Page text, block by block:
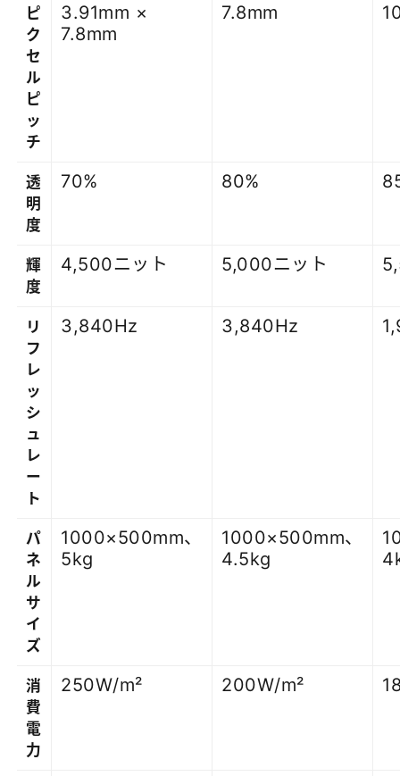
ピ
ク
セ
ル
ピ
ッ
チ
3.91mm ×
7.8mm
7.8mm
透
明
度
70% 80%
輝
度
4,500ニット 5,000ニット
リ
フ
レ
ッ
シ
ュ
レ
ー
ト
3,840Hz 3,840Hz
パ
ネ
ル
サ
イ
ズ
1000×500mm、
5kg
1000×500mm、
4.5kg
消
費
電
力
250W/m² 200W/m²